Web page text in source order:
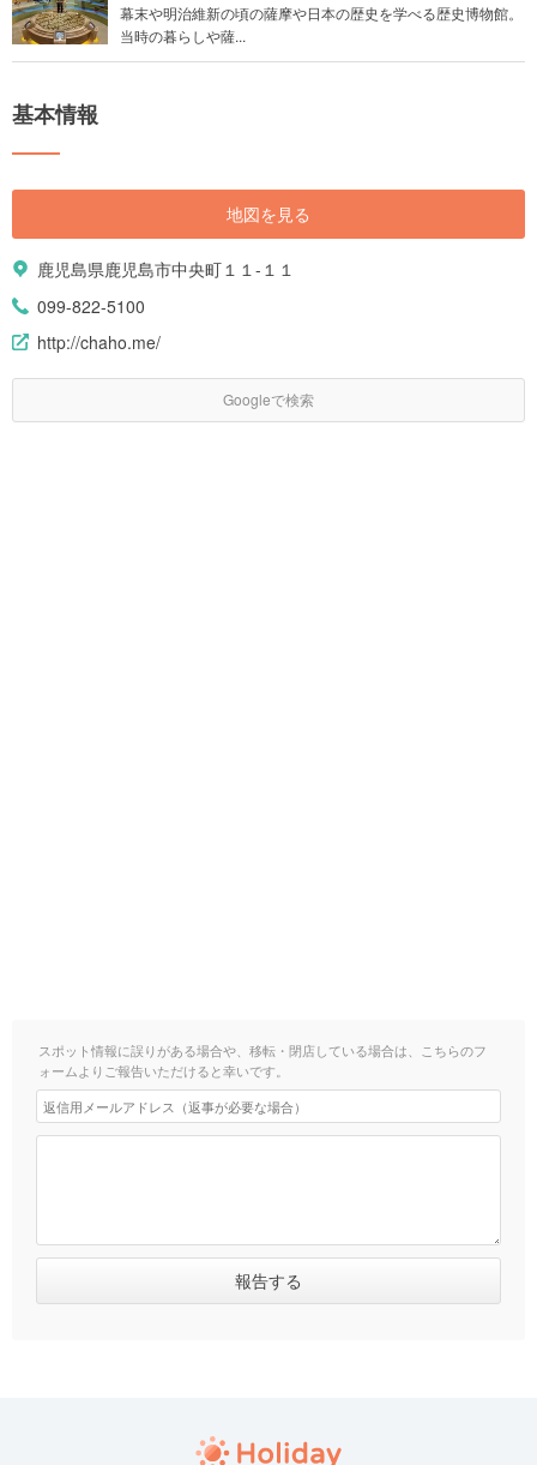
幕末や明治維新の頃の薩摩や日本の歴史を学べる歴史博物館。
当時の暮らしや薩...
基本情報
地図を見る
鹿児島県鹿児島市中央町１１-１１
099-822-5100
http://chaho.me/
Googleで検索
スポット情報に誤りがある場合や、移転・閉店している場合は、こちらのフ
ォームよりご報告いただけると幸いです。